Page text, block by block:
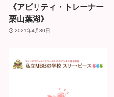
《アビリティ・トレーナー
栗山葉湖》
2021年4月30日